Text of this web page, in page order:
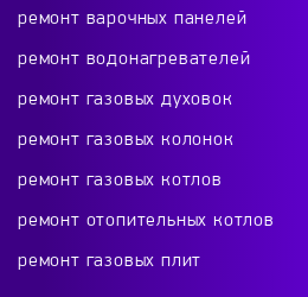
Ремонт телевизоров
Красного Маяка 16
Ремонт холодильников
ремонт варочных панелей
ремонт водонагревателей
ремонт газовых духовок
ремонт газовых колонок
ремонт газовых котлов
ремонт отопительных котлов
ремонт газовых плит